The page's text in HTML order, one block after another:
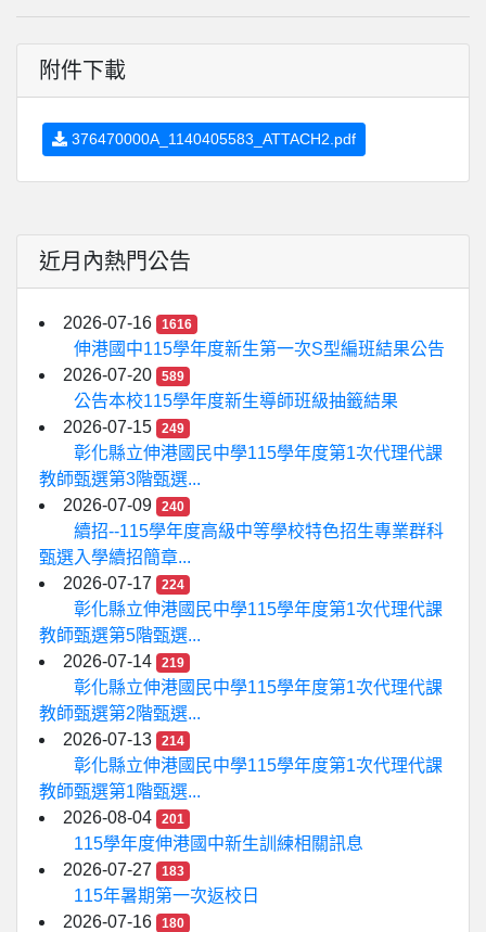
附件下載
376470000A_1140405583_ATTACH2.pdf
近月內熱門公告
2026-07-16 1616
伸港國中115學年度新生第一次S型編班結果公告
2026-07-20
589
公告本校115學年度新生導師班級抽籤結果
2026-07-15
249
彰化縣立伸港國民中學115學年度第1次代理代課
教師甄選第3階甄選...
2026-07-09
240
續招--115學年度高級中等學校特色招生專業群科
甄選入學續招簡章...
2026-07-17
224
彰化縣立伸港國民中學115學年度第1次代理代課
教師甄選第5階甄選...
2026-07-14
219
彰化縣立伸港國民中學115學年度第1次代理代課
教師甄選第2階甄選...
2026-07-13
214
彰化縣立伸港國民中學115學年度第1次代理代課
教師甄選第1階甄選...
2026-08-04
201
115學年度伸港國中新生訓練相關訊息
2026-07-27
183
115年暑期第一次返校日
2026-07-16
180